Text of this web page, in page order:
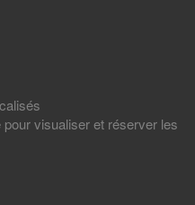
visualiser et réserver les